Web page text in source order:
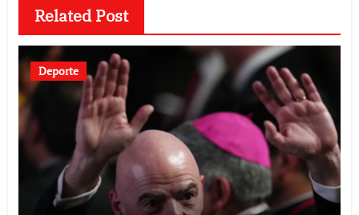
Related Post
Deporte